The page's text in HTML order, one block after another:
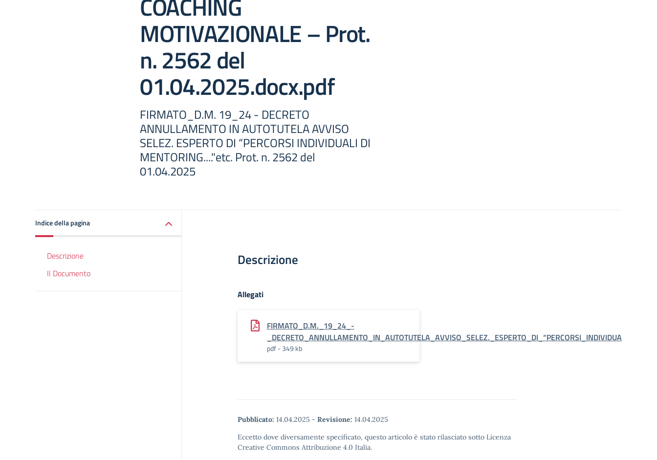
MOTIVAZIONALE – Prot.
n. 2562 del
01.04.2025.docx.pdf
FIRMATO_D.M. 19_24 - DECRETO
ANNULLAMENTO IN AUTOTUTELA AVVISO
SELEZ. ESPERTO DI “PERCORSI INDIVIDUALI DI
MENTORING...."etc. Prot. n. 2562 del
01.04.2025
Indice della pagina
Descrizione
Il Documento
Descrizione
Allegati
FIRMATO_D.M._19_24_-
_DECRETO_ANNULLAMENTO_IN_AUTOTUTELA_AVVISO_SELEZ._ESPERTO_DI_“PERCORSI_INDIVIDUA
pdf - 349 kb
Pubblicato: 14.04.2025 - Revisione: 14.04.2025
Eccetto dove diversamente specificato, questo articolo è stato rilasciato sotto Licenza
Creative Commons Attribuzione 4.0 Italia.